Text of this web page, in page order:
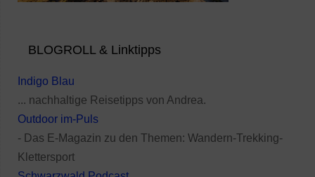
BLOGROLL & Linktipps
Indigo Blau
... nachhaltige Reisetipps von Andrea.
Outdoor im-Puls
- Das E-Magazin zu den Themen: Wandern-Trekking-
Klettersport